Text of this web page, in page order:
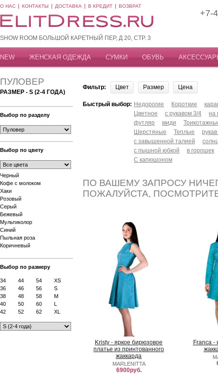
О НАС КОНТАКТЫ ДОСТАВКА В КРЕДИТ ВОЗВРАТ
SHOW ROOM БОЛЬШОЙ КАРЕТНЫЙ ПЕР, Д 20, СТР. 3
+7-
NEW ЖЕНСКАЯ ОДЕЖДА СУМКИ ОБУВЬ
ПУЛОВЕР
РАЗМЕР - S (2-4 ГОДА)
Выбор по разделу
Выбор по цвету
Черный
Кофе с молоком
Хаки
Розовый
Серый
Бежевый
Мультиколор
Синий
Пыльная роза
Коричневый
Выбор по размеру
34 44 54
XS
36
46 56
S
38
48 58
M
40
50 60
L
42
52 62 XL
Фильтр: Цвет Размер Цена
Быстрый выбор: Недорогие Короткие
Цветное
с рукавом 3/4
на
футляр
миди
Шерстяные
Теплые
с завышенной талией
с пышной юбкой
в горошек
С капюшоном
ПО ВАШЕМУ ЗАПРОСУ
ПОЖАЛУЙСТА,
Kristy - яркое бирюзовое
платье из принтованного
жаккарда
MARLENITTA
6900руб.
Franca -